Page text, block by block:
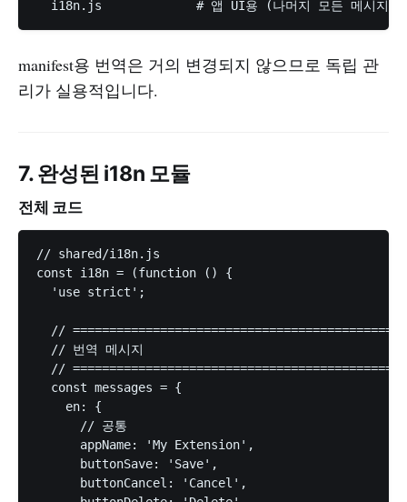
manifest용 번역은 거의 변경되지 않으므로 독립 관
리가 실용적입니다.
7. 완성된 i18n 모듈
전체 코드
// shared/i18n.js
const i18n = (function () {
  'use strict';
  // ============================================
  // 번역 메시지
  // ============================================
  const messages = {
    en: {
      // 공통
      appName: 'My Extension',
      buttonSave: 'Save',
      buttonCancel: 'Cancel',